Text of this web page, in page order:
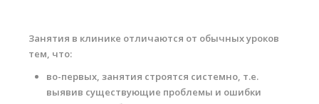
Обучение Wing Foil
Занятия в клинике отличаются от обычных уроков
тем, что:
во-первых, занятия строятся системно, т.е.
выявив существующие проблемы и ошибки